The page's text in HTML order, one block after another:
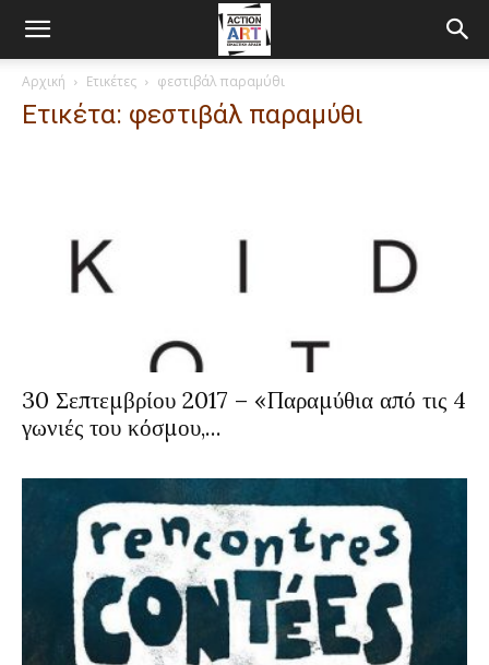
Αρχική Ετικέτες φεστιβάλ παραμύθι
Ετικέτα: φεστιβάλ παραμύθι
30 Σεπτεμβρίου 2017 – «Παραμύθια από τις 4
γωνιές του κόσμου,...